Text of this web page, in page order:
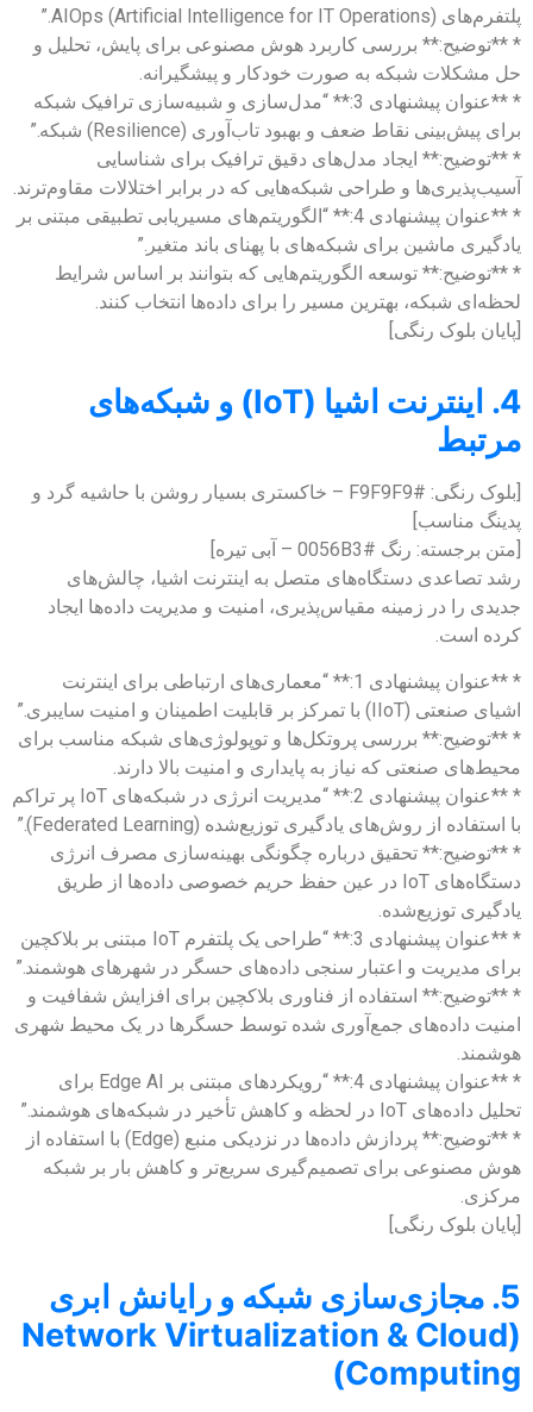
پلتفرم‌های AIOps (Artificial Intelligence for IT Operations).”
* **توضیح:** بررسی کاربرد هوش مصنوعی برای پایش، تحلیل و
حل مشکلات شبکه به صورت خودکار و پیشگیرانه.
* **عنوان پیشنهادی 3:** “مدل‌سازی و شبیه‌سازی ترافیک شبکه
برای پیش‌بینی نقاط ضعف و بهبود تاب‌آوری (Resilience) شبکه.”
* **توضیح:** ایجاد مدل‌های دقیق ترافیک برای شناسایی
آسیب‌پذیری‌ها و طراحی شبکه‌هایی که در برابر اختلالات مقاوم‌ترند.
* **عنوان پیشنهادی 4:** “الگوریتم‌های مسیریابی تطبیقی مبتنی بر
یادگیری ماشین برای شبکه‌های با پهنای باند متغیر.”
* **توضیح:** توسعه الگوریتم‌هایی که بتوانند بر اساس شرایط
لحظه‌ای شبکه، بهترین مسیر را برای داده‌ها انتخاب کنند.
[پایان بلوک رنگی]
4. اینترنت اشیا (IoT) و شبکه‌های
مرتبط
[بلوک رنگی: #F9F9F9 – خاکستری بسیار روشن با حاشیه گرد و
پدینگ مناسب]
[متن برجسته: رنگ #0056B3 – آبی تیره]
رشد تصاعدی دستگاه‌های متصل به اینترنت اشیا، چالش‌های
جدیدی را در زمینه مقیاس‌پذیری، امنیت و مدیریت داده‌ها ایجاد
کرده است.
* **عنوان پیشنهادی 1:** “معماری‌های ارتباطی برای اینترنت
اشیای صنعتی (IIoT) با تمرکز بر قابلیت اطمینان و امنیت سایبری.”
* **توضیح:** بررسی پروتکل‌ها و توپولوژی‌های شبکه مناسب برای
محیط‌های صنعتی که نیاز به پایداری و امنیت بالا دارند.
* **عنوان پیشنهادی 2:** “مدیریت انرژی در شبکه‌های IoT پر تراکم
با استفاده از روش‌های یادگیری توزیع‌شده (Federated Learning).”
* **توضیح:** تحقیق درباره چگونگی بهینه‌سازی مصرف انرژی
دستگاه‌های IoT در عین حفظ حریم خصوصی داده‌ها از طریق
یادگیری توزیع‌شده.
* **عنوان پیشنهادی 3:** “طراحی یک پلتفرم IoT مبتنی بر بلاکچین
برای مدیریت و اعتبار سنجی داده‌های حسگر در شهرهای هوشمند.”
* **توضیح:** استفاده از فناوری بلاکچین برای افزایش شفافیت و
امنیت داده‌های جمع‌آوری شده توسط حسگرها در یک محیط شهری
هوشمند.
* **عنوان پیشنهادی 4:** “رویکردهای مبتنی بر Edge AI برای
تحلیل داده‌های IoT در لحظه و کاهش تأخیر در شبکه‌های هوشمند.”
* **توضیح:** پردازش داده‌ها در نزدیکی منبع (Edge) با استفاده از
هوش مصنوعی برای تصمیم‌گیری سریع‌تر و کاهش بار بر شبکه
مرکزی.
[پایان بلوک رنگی]
5. مجازی‌سازی شبکه و رایانش ابری
(Network Virtualization & Cloud
Computing)